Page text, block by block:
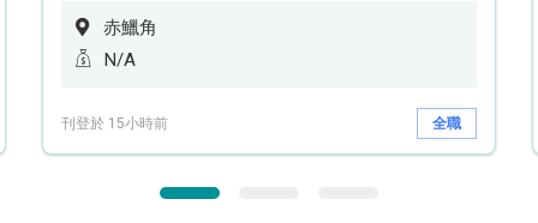
赤鱲角
N/A
刊登於 15小時前 全職